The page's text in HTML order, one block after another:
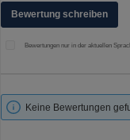
Bewertung schreiben
Bewertungen nur in der aktuellen
Keine Bewertungen